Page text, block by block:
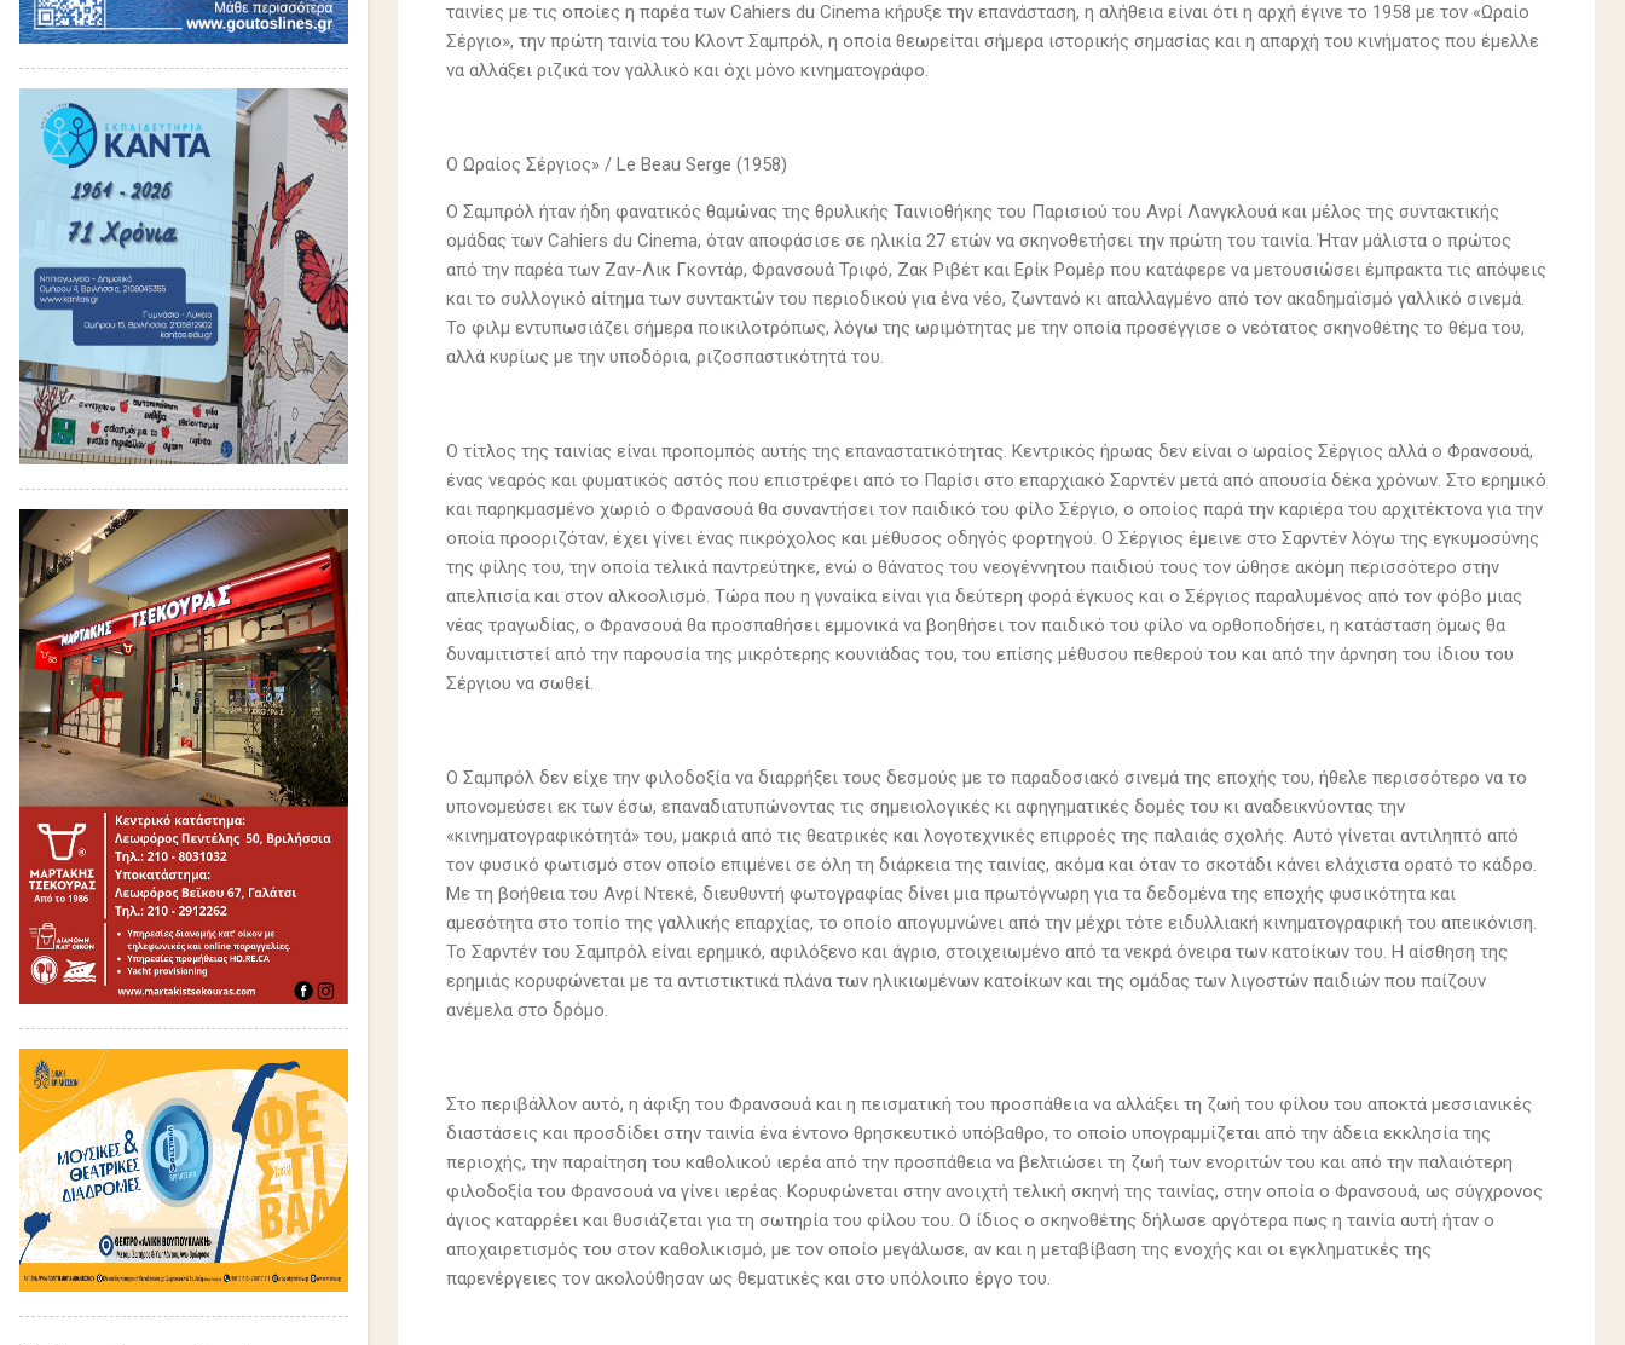
ταινίες με τις οποίες η παρέα των Cahiers du Cinema κήρυξε την επανάσταση, η αλήθεια είναι ότι η αρχή έγινε το 1958 με τον «Ωραίο
Σέργιο», την πρώτη ταινία του Κλοντ Σαμπρόλ, η οποία θεωρείται σήμερα ιστορικής σημασίας και η απαρχή του κινήματος που έμελλε
να αλλάξει ριζικά τον γαλλικό και όχι μόνο κινηματογράφο.
Ο Ωραίος Σέργιος» / Le Beau Serge (1958)
Ο Σαμπρόλ ήταν ήδη φανατικός θαμώνας της θρυλικής Ταινιοθήκης του Παρισιού του Ανρί Λανγκλουά και μέλος της συντακτικής
ομάδας των Cahiers du Cinema, όταν αποφάσισε σε ηλικία 27 ετών να σκηνοθετήσει την πρώτη του ταινία. Ήταν μάλιστα ο πρώτος
από την παρέα των Ζαν-Λικ Γκοντάρ, Φρανσουά Τριφό, Ζακ Ριβέτ και Ερίκ Ρομέρ που κατάφερε να μετουσιώσει έμπρακτα τις απόψεις
και το συλλογικό αίτημα των συντακτών του περιοδικού για ένα νέο, ζωντανό κι απαλλαγμένο από τον ακαδημαϊσμό γαλλικό σινεμά.
Το φιλμ εντυπωσιάζει σήμερα ποικιλοτρόπως, λόγω της ωριμότητας με την οποία προσέγγισε ο νεότατος σκηνοθέτης το θέμα του,
αλλά κυρίως με την υποδόρια, ριζοσπαστικότητά του.
Ο τίτλος της ταινίας είναι προπομπός αυτής της επαναστατικότητας. Κεντρικός ήρωας δεν είναι ο ωραίος Σέργιος αλλά ο Φρανσουά,
ένας νεαρός και φυματικός αστός που επιστρέφει από το Παρίσι στο επαρχιακό Σαρντέν μετά από απουσία δέκα χρόνων. Στο ερημικό
και παρηκμασμένο χωριό ο Φρανσουά θα συναντήσει τον παιδικό του φίλο Σέργιο, ο οποίος παρά την καριέρα του αρχιτέκτονα για την
οποία προοριζόταν, έχει γίνει ένας πικρόχολος και μέθυσος οδηγός φορτηγού. Ο Σέργιος έμεινε στο Σαρντέν λόγω της εγκυμοσύνης
της φίλης του, την οποία τελικά παντρεύτηκε, ενώ ο θάνατος του νεογέννητου παιδιού τους τον ώθησε ακόμη περισσότερο στην
απελπισία και στον αλκοολισμό. Τώρα που η γυναίκα είναι για δεύτερη φορά έγκυος και ο Σέργιος παραλυμένος από τον φόβο μιας
νέας τραγωδίας, ο Φρανσουά θα προσπαθήσει εμμονικά να βοηθήσει τον παιδικό του φίλο να ορθοποδήσει, η κατάσταση όμως θα
δυναμιτιστεί από την παρουσία της μικρότερης κουνιάδας του, του επίσης μέθυσου πεθερού του και από την άρνηση του ίδιου του
Σέργιου να σωθεί.
Ο Σαμπρόλ δεν είχε την φιλοδοξία να διαρρήξει τους δεσμούς με το παραδοσιακό σινεμά της εποχής του, ήθελε περισσότερο να το
υπονομεύσει εκ των έσω, επαναδιατυπώνοντας τις σημειολογικές κι αφηγηματικές δομές του κι αναδεικνύοντας την
«κινηματογραφικότητά» του, μακριά από τις θεατρικές και λογοτεχνικές επιρροές της παλαιάς σχολής. Αυτό γίνεται αντιληπτό από
τον φυσικό φωτισμό στον οποίο επιμένει σε όλη τη διάρκεια της ταινίας, ακόμα και όταν το σκοτάδι κάνει ελάχιστα ορατό το κάδρο.
Με τη βοήθεια του Ανρί Ντεκέ, διευθυντή φωτογραφίας δίνει μια πρωτόγνωρη για τα δεδομένα της εποχής φυσικότητα και
αμεσότητα στο τοπίο της γαλλικής επαρχίας, το οποίο απογυμνώνει από την μέχρι τότε ειδυλλιακή κινηματογραφική του απεικόνιση.
Το Σαρντέν του Σαμπρόλ είναι ερημικό, αφιλόξενο και άγριο, στοιχειωμένο από τα νεκρά όνειρα των κατοίκων του. Η αίσθηση της
ερημιάς κορυφώνεται με τα αντιστικτικά πλάνα των ηλικιωμένων κατοίκων και της ομάδας των λιγοστών παιδιών που παίζουν
ανέμελα στο δρόμο.
Στο περιβάλλον αυτό, η άφιξη του Φρανσουά και η πεισματική του προσπάθεια να αλλάξει τη ζωή του φίλου του αποκτά μεσσιανικές
διαστάσεις και προσδίδει στην ταινία ένα έντονο θρησκευτικό υπόβαθρο, το οποίο υπογραμμίζεται από την άδεια εκκλησία της
περιοχής, την παραίτηση του καθολικού ιερέα από την προσπάθεια να βελτιώσει τη ζωή των ενοριτών του και από την παλαιότερη
φιλοδοξία του Φρανσουά να γίνει ιερέας. Κορυφώνεται στην ανοιχτή τελική σκηνή της ταινίας, στην οποία ο Φρανσουά, ως σύγχρονος
άγιος καταρρέει και θυσιάζεται για τη σωτηρία του φίλου του. Ο ίδιος ο σκηνοθέτης δήλωσε αργότερα πως η ταινία αυτή ήταν ο
αποχαιρετισμός του στον καθολικισμό, με τον οποίο μεγάλωσε, αν και η μεταβίβαση της ενοχής και οι εγκληματικές της
παρενέργειες τον ακολούθησαν ως θεματικές και στο υπόλοιπο έργο του.